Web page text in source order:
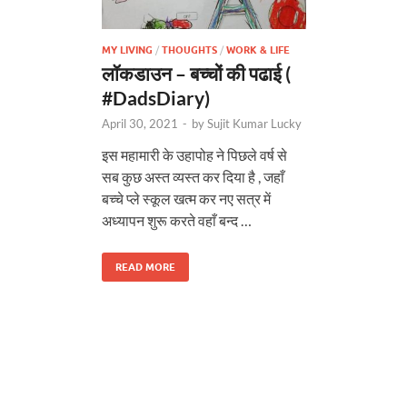
MY LIVING / THOUGHTS / WORK & LIFE
लॉकडाउन – बच्चों की पढाई (
#DadsDiary)
April 30, 2021 - bySujit Kumar Lucky
इस महामारी के उहापोह ने पिछले वर्ष से
सब कुछ अस्त व्यस्त कर दिया है , जहाँ
बच्चे प्ले स्कूल खत्म कर नए सत्र में
अध्यापन शुरू करते वहाँ बन्द …
READ MORE